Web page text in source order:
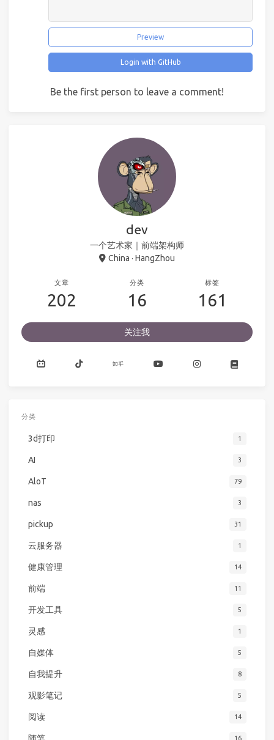
Preview
Login with GitHub
Be the first person to leave a comment!
dev
一个艺术家｜前端架构师
China · HangZhou
文章
202
分类
16
标签
161
关注我
分类
3d打印 1
AI 3
AloT 79
nas 3
pickup 31
云服务器 1
健康管理 14
前端 11
开发工具 5
灵感 1
自媒体 5
自我提升 8
观影笔记 5
阅读 14
16